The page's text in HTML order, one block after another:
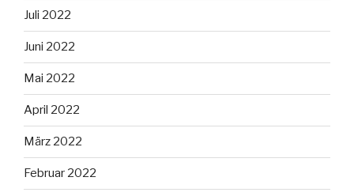
Juli 2022
Juni 2022
Mai 2022
April 2022
März 2022
Februar 2022